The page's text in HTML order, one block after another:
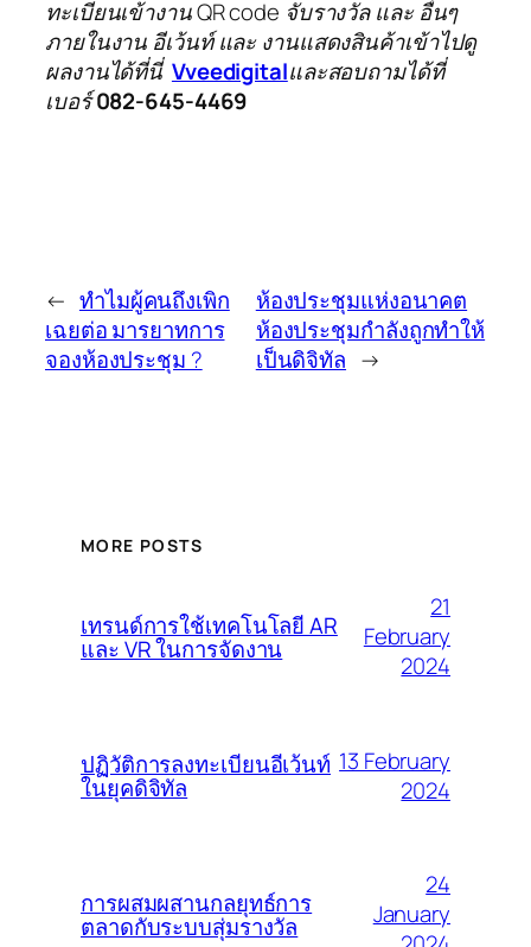
ทะเบียนเข้างาน QR code จับรางวัล และ อื่นๆ
ภายในงาน อีเว้นท์ และ งานแสดงสินค้าเข้าไปดู
ผลงานได้ที่นี่ Vveedigitalและสอบถามได้ที่
เบอร์082-645-4469
← ทำไมผู้คนถึงเพิก
เฉยต่อ มารยาทการ
จองห้องประชุม ?
ห้องประชุมแห่งอนาคต
ห้องประชุมกำลังถูกทำให้
เป็นดิจิทัล →
MORE POSTS
เทรนด์การใช้เทคโนโลยี AR
และ VR ในการจัดงาน
21
February
2024
ปฏิวัติการลงทะเบียนอีเว้นท์
ในยุคดิจิทัล
13 February
2024
การผสมผสานกลยุทธ์การ
ตลาดกับระบบสุ่มรางวัล
24
January